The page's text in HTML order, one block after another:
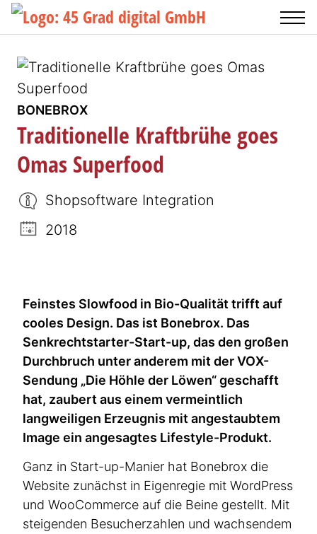
BONEBROX
Traditionelle Kraftbrühe goes
Omas Superfood
Shopsoftware Integration
2018
Feinstes Slowfood in Bio-Qualität trifft auf
cooles Design. Das ist Bonebrox. Das
Senkrecht­starter-Start-up, das den großen
Durchbruch unter anderem mit der VOX-
Sendung „Die Höhle der Löwen“ geschafft
hat, zaubert aus einem vermeintlich
langwei­ligen Erzeugnis mit angestaubtem
Image ein angesagtes Lifestyle-Produkt.
Ganz in Start-up-Manier hat Bonebrox die
Website zunächst in Eigenregie mit WordPress
und WooCommerce auf die Beine gestellt. Mit
steigenden Besucher­zahlen und wachsendem